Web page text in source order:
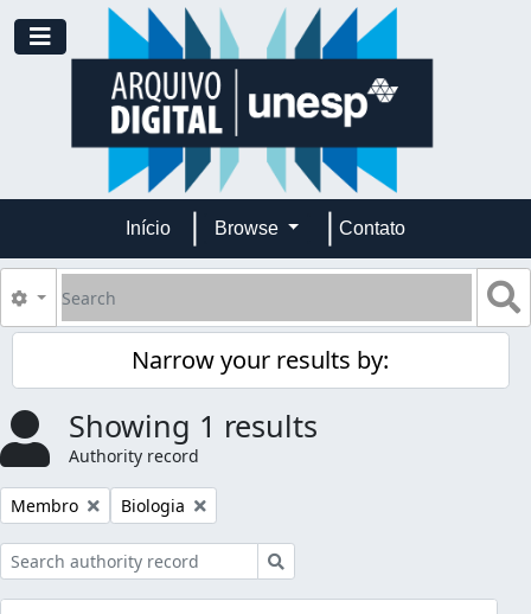
Skip to main content
Toggle navigation
Início Browse Contato
Search
Search options
Narrow your results by:
Showing 1 results
Authority record
Remove filter:
Membro Remove filter:
Biologia